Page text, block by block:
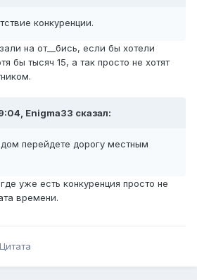
конкуренции.
на от__бись, если бы хотели
бы тысяч 15, а так просто не хотят
Enigma33 сказал:
перейдете дорогу местным
уже есть конкуренция просто не
времени.
Цитата